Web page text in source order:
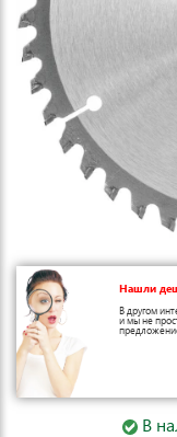
Нашли
В другом
и мы не
В